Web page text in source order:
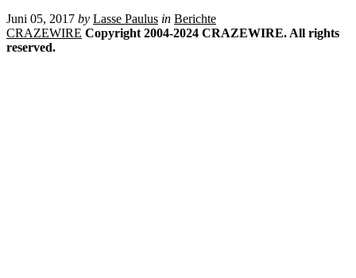
Juni 05, 2017 by Lasse Paulus in Berichte
CRAZEWIRE Copyright 2004-2024 CRAZEWIRE. All rights
reserved.